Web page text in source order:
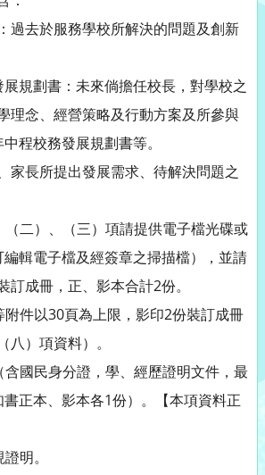
過去於服務學校所解決的問題及創新
展規劃書：未來倘擔任校長，對學校之
理念、經營策略及行動方案及所參與
程校務發展規劃書等。
家長所提出發展需求、待解決問題之
二）、（三）項請提供電子檔光碟或
輯電子檔及經簽章之掃描檔），並請
訂成冊，正、影本合計2份。
件以30頁為上限，影印2份裝訂成冊
八）項資料）。
國民身分證，學、經歷證明文件，最
正本、影本各1份）。【本項資料正
明。